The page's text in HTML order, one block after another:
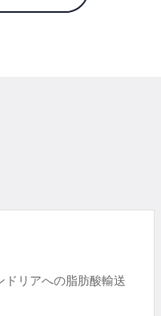
ドリアへの脂肪酸輸送